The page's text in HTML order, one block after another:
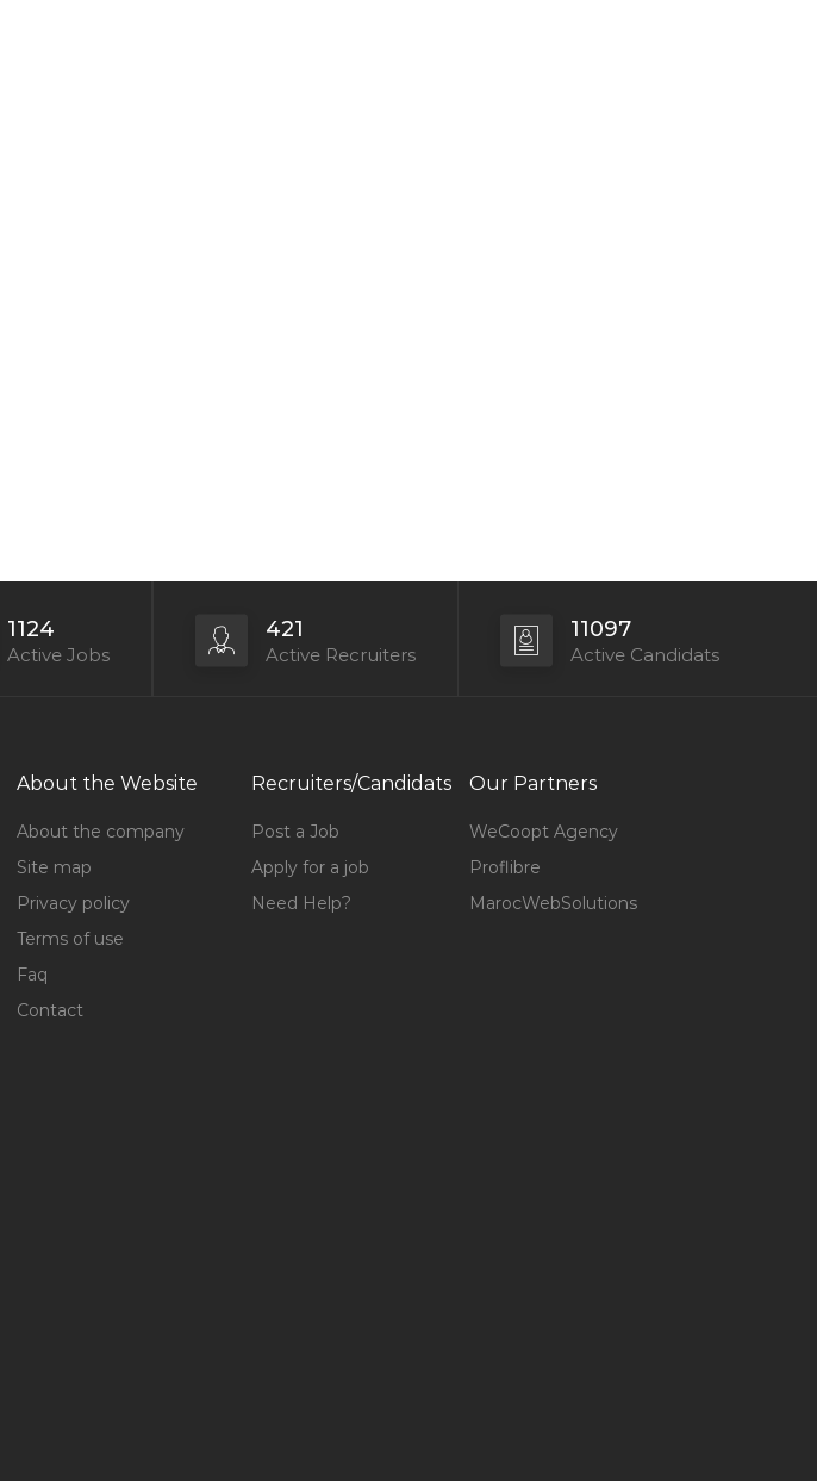
1124
Active Jobs
421
Active Recruiters
11097
Active Candidats
About the Website
About the company
Site map
Privacy policy
Terms of use
Faq
Contact
Recruiters/Candidats
Post a Job
Apply for a job
Need Help?
Our Partners
WeCoopt Agency
Proflibre
MarocWebSolutions